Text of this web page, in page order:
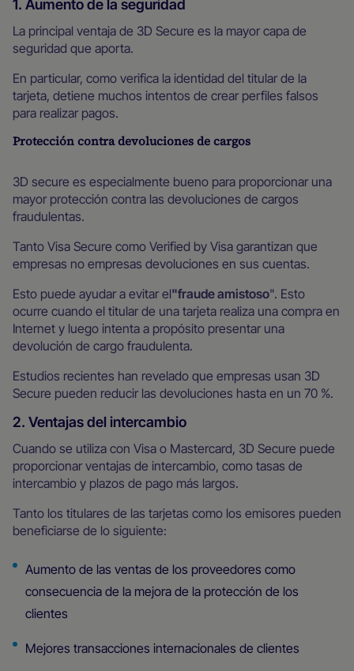
1. Aumento de la seguridad
La principal ventaja de 3D Secure es la mayor capa de
seguridad que aporta.
En particular, como verifica la identidad del titular de la
tarjeta, detiene muchos intentos de crear perfiles falsos
para realizar pagos.
Protección contra devoluciones de cargos
3D secure es especialmente bueno para proporcionar una
mayor protección contra las devoluciones de cargos
fraudulentas.
Tanto Visa Secure como Verified by Visa garantizan que
empresas no empresas devoluciones en sus cuentas.
Esto puede ayudar a evitar el"fraude amistoso". Esto
ocurre cuando el titular de una tarjeta realiza una compra en
Internet y luego intenta a propósito presentar una
devolución de cargo fraudulenta.
Estudios recientes han revelado que empresas usan 3D
Secure pueden reducir las devoluciones hasta en un 70 %.
2. Ventajas del intercambio
Cuando se utiliza con Visa o Mastercard, 3D Secure puede
proporcionar ventajas de intercambio, como tasas de
intercambio y plazos de pago más largos.
Tanto los titulares de las tarjetas como los emisores pueden
beneficiarse de lo siguiente:
Aumento de las ventas de los proveedores como
consecuencia de la mejora de la protección de los
clientes
Mejores transacciones internacionales de clientes